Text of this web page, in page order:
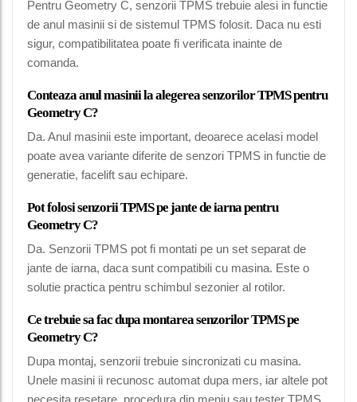
Pentru Geometry C, senzorii TPMS trebuie alesi in functie
de anul masinii si de sistemul TPMS folosit. Daca nu esti
sigur, compatibilitatea poate fi verificata inainte de
comanda.
Conteaza anul masinii la alegerea senzorilor TPMS pentru
Geometry C?
Da. Anul masinii este important, deoarece acelasi model
poate avea variante diferite de senzori TPMS in functie de
generatie, facelift sau echipare.
Pot folosi senzorii TPMS pe jante de iarna pentru
Geometry C?
Da. Senzorii TPMS pot fi montati pe un set separat de
jante de iarna, daca sunt compatibili cu masina. Este o
solutie practica pentru schimbul sezonier al rotilor.
Ce trebuie sa fac dupa montarea senzorilor TPMS pe
Geometry C?
Dupa montaj, senzorii trebuie sincronizati cu masina.
Unele masini ii recunosc automat dupa mers, iar altele pot